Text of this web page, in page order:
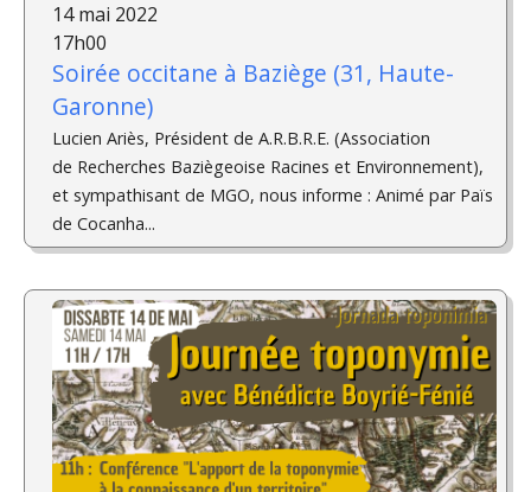
14 mai 2022
17h00
Soirée occitane à Baziège (31, Haute-
Garonne)
Lucien Ariès, Président de A.R.B.R.E. (Association
de Recherches Baziègeoise Racines et Environnement),
et sympathisant de MGO, nous informe : Animé par Païs
de Cocanha...